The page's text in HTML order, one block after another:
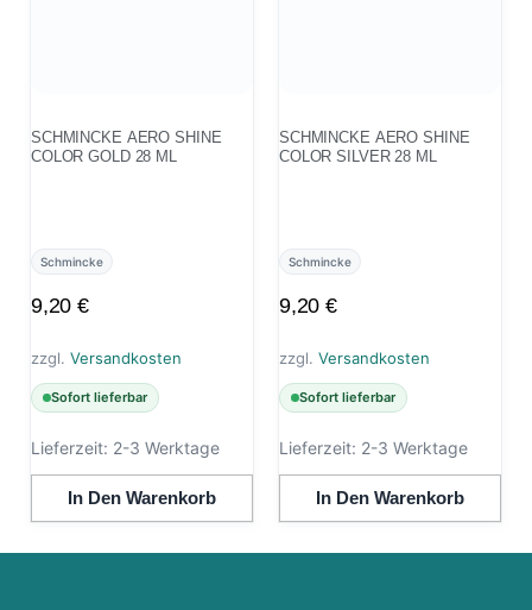
SCHMINCKE AERO SHINE
COLOR GOLD 28 ML
Schmincke
9,20€
zzgl. Versandkosten
Sofort lieferbar
Lieferzeit: 2-3 Werktage
In Den Warenkorb
SCHMINCKE AERO SHINE
COLOR SILVER 28 ML
Schmincke
9,20€
zzgl. Versandkosten
Sofort lieferbar
Lieferzeit: 2-3 Werktage
In Den Warenkorb